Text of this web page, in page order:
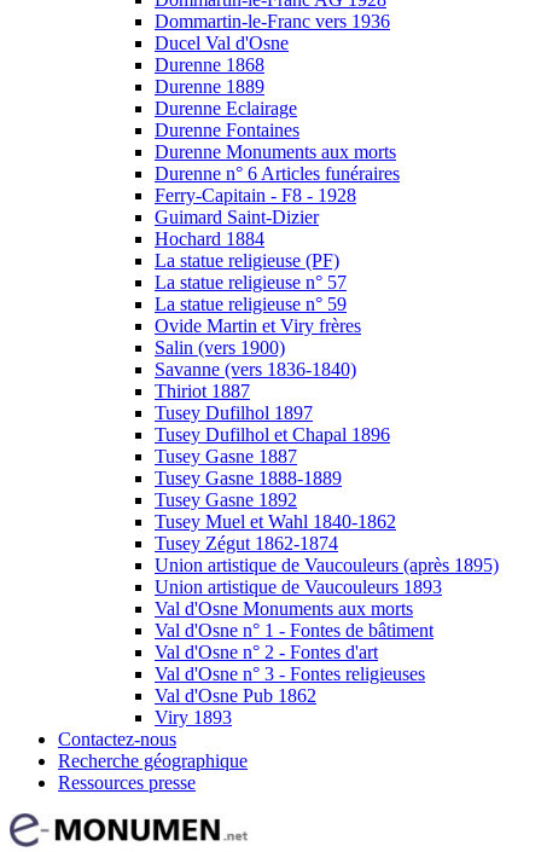
Dommartin-le-Franc vers 1936
Ducel Val d'Osne
Durenne 1868
Durenne 1889
Durenne Eclairage
Durenne Fontaines
Durenne Monuments aux morts
Durenne n° 6 Articles funéraires
Ferry-Capitain - F8 - 1928
Guimard Saint-Dizier
Hochard 1884
La statue religieuse (PF)
La statue religieuse n° 57
La statue religieuse n° 59
Ovide Martin et Viry frères
Salin (vers 1900)
Savanne (vers 1836-1840)
Thiriot 1887
Tusey Dufilhol 1897
Tusey Dufilhol et Chapal 1896
Tusey Gasne 1887
Tusey Gasne 1888-1889
Tusey Gasne 1892
Tusey Muel et Wahl 1840-1862
Tusey Zégut 1862-1874
Union artistique de Vaucouleurs (après 1895)
Union artistique de Vaucouleurs 1893
Val d'Osne Monuments aux morts
Val d'Osne n° 1 - Fontes de bâtiment
Val d'Osne n° 2 - Fontes d'art
Val d'Osne n° 3 - Fontes religieuses
Val d'Osne Pub 1862
Viry 1893
Contactez-nous
Recherche géographique
Ressources presse